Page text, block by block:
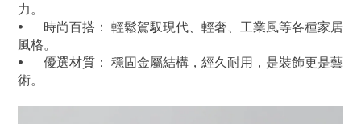
力。
•
時尚百搭： 輕鬆駕馭現代、輕奢、工業風等各種家居
風格。
•
優選材質： 穩固金屬結構，經久耐用，是裝飾更是藝
術。